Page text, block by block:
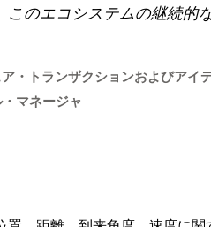
このエコシステムの継続的
・トランザクションおよびアイ
マネージャ